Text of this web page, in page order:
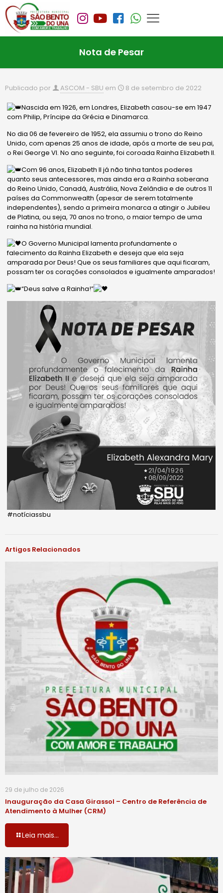
Nota de Pesar
Publicado por ASCOM - SBU em 8 de setembro de 2022
Nascida em 1926, em Londres, Elizabeth casou-se em 1947
com Philip, Príncipe da Grécia e Dinamarca.
No dia 06 de fevereiro de 1952, ela assumiu o trono do Reino
Unido, com apenas 25 anos de idade, após a morte de seu pai,
o Rei George VI. No ano seguinte, foi coroada Rainha Elizabeth II.
Com 96 anos, Elizabeth II já não tinha tantos poderes
quanto seus antecessores, mas ainda era a Rainha soberana
do Reino Unido, Canadá, Austrália, Nova Zelândia e de outros 11
países daCommonwealth (apesar de serem totalmente
independentes), sendo a primeira monarca a atingir o Jubileu
de Platina, ou seja, 70 anos no trono, o maior tempo de uma
rainha na história mundial.
O Governo Municipal lamenta profundamente o
falecimento da Rainha Elizabeth e deseja que ela seja
amparada por Deus! Que os seus familiares que aqui ficaram,
possam ter os corações consolados e igualmente amparados!
“Deus salve a Rainha!”
#notíciassbu
Artigos Relacionados
29 de julho de 2026
Inauguração da Casa Girassol – Centro de Referência de
Atendimento à Mulher (CRM)
Leia mais...